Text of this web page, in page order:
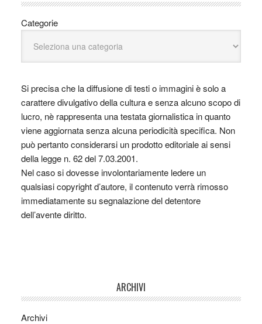
Categorie
Si precisa che la diffusione di testi o immagini è solo a
carattere divulgativo della cultura e senza alcuno scopo di
lucro, nè rappresenta una testata giornalistica in quanto
viene aggiornata senza alcuna periodicità specifica. Non
può pertanto considerarsi un prodotto editoriale ai sensi
della legge n. 62 del 7.03.2001.
Nel caso si dovesse involontariamente ledere un
qualsiasi copyright d’autore, il contenuto verrà rimosso
immediatamente su segnalazione del detentore
dell’avente diritto.
ARCHIVI
Archivi